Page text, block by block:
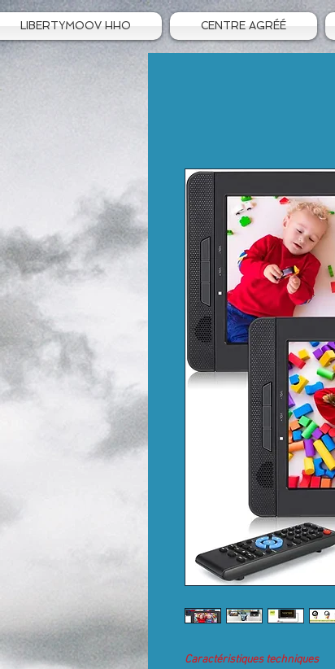
LIBERTYMOOV HHO CENTRE AGRÉÉ
Caractéristiques techniques